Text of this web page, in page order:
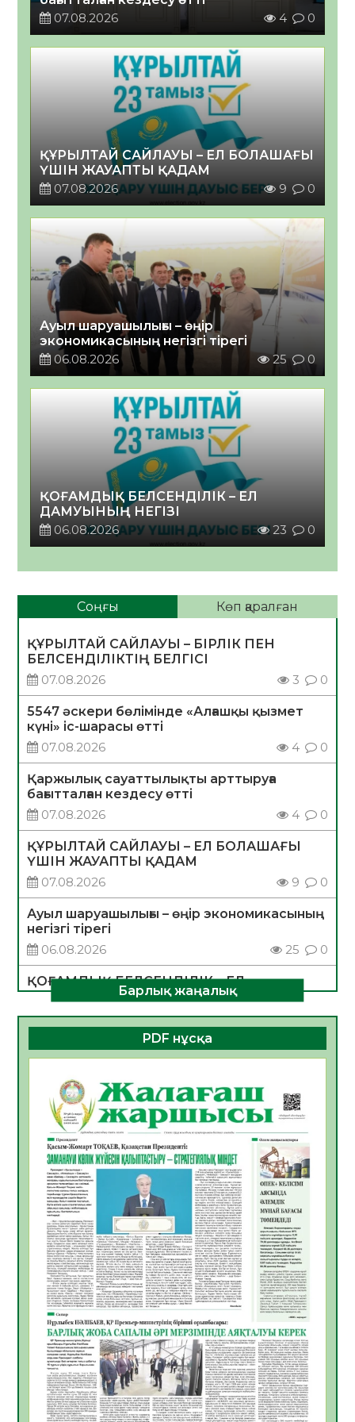
07.08.2026
4 0
ҚҰРЫЛТАЙ САЙЛАУЫ – ЕЛ БОЛАШАҒЫ
ҮШІН ЖАУАПТЫ ҚАДАМ
07.08.2026
9 0
Ауыл шаруашылығы – өңір
экономикасының негізгі тірегі
06.08.2026
25 0
ҚОҒАМДЫҚ БЕЛСЕНДІЛІК – ЕЛ
ДАМУЫНЫҢ НЕГІЗІ
06.08.2026
23 0
Соңғы Көп қаралған
ҚҰРЫЛТАЙ САЙЛАУЫ – БІРЛІК ПЕН
БЕЛСЕНДІЛІКТІҢ БЕЛГІСІ
07.08.2026
3 0
5547 әскери бөлімінде «Алғашқы қызмет
күні» іс-шарасы өтті
07.08.2026
4 0
Қаржылық сауаттылықты арттыруға
бағытталған кездесу өтті
07.08.2026
4 0
ҚҰРЫЛТАЙ САЙЛАУЫ – ЕЛ БОЛАШАҒЫ
ҮШІН ЖАУАПТЫ ҚАДАМ
07.08.2026
9 0
Ауыл шаруашылығы – өңір экономикасының
негізгі тірегі
06.08.2026
25 0
ҚОҒАМДЫҚ БЕЛСЕНДІЛІК – ЕЛ
ДАМУЫНЫҢ НЕГІЗІ
06.08.2026
23 0
ҚҰРЫЛТАЙ САЙЛАУЫ – БОЛАШАҚҚА
БАСТАР ЖАУАПТЫ ТАҢДАУ
06.08.2026
Инфекциялық ауруларға қарсы иммундау
жұмыстарының тиімділігі
06.08.2026
27
Көкжөтел ауруы туралы
06.08.2026
24
АПВ вакцинасы туралы мәлімет
06.08.2026
25
Open Air: Қызылорда облысы полиция
департаменті 20 мыңнан астам
көрерменнің қауіпсіздігін қамтамасыз етті
06.08.2026
37
ҚЫЗЫЛОРДАДА «САНАЛЫ ҰРПАҚ –
ЖАРҚЫН БОЛАШАҚ» АТТЫ КЕҢЕЙТІЛГЕН
МӘЖІЛІС ӨТТІ
Барлық жаңалық
PDF нұсқа